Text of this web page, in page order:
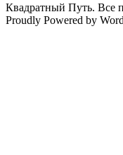
Квадратный Путь. Все
Proudly Powered by